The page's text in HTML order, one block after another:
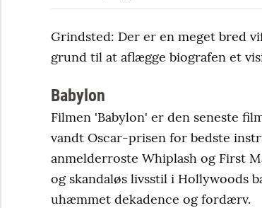
Grindsted: Der er en meget bred
grund til at aflægge biografen et
Babylon
Filmen 'Babylon' er den seneste
vandt Oscar-prisen for bedste
anmelderroste Whiplash og First
og skandaløs livsstil i Hollywoods
uhæmmet dekadence og fordærv.